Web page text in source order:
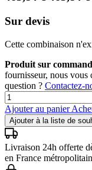
Sur devis
Cette combinaison
Produit sur
fournisseur, nous vous
question ? Contactez-
Ajouter au panier
Ajouter à la liste de
Livraison 24h offerte
en France